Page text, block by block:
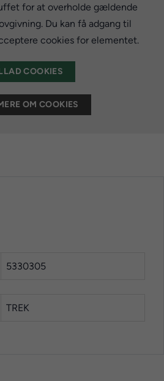
for at overholde gældende
Du kan få adgang til
cookies for elementet.
COOKIES
OM COOKIES
5330305
TREK